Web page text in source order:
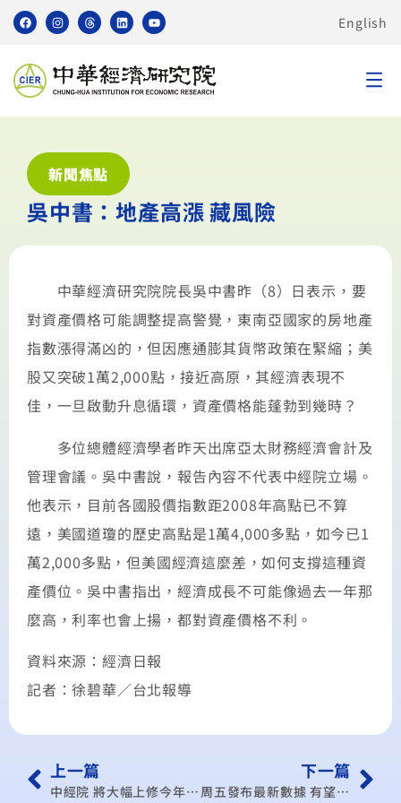
English
新聞焦點
吳中書：地產高漲 藏風險
中華經濟研究院院長吳中書昨（8）日表示，要
對資產價格可能調整提高警覺，東南亞國家的房地產
指數漲得滿凶的，但因應通膨其貨幣政策在緊縮；美
股又突破1萬2,000點，接近高原，其經濟表現不
佳，一旦啟動升息循環，資產價格能蓬勃到幾時？
多位總體經濟學者昨天出席亞太財務經濟會計及
管理會議。吳中書說，報告內容不代表中經院立場。
他表示，目前各國股價指數距2008年高點已不算
遠，美國道瓊的歷史高點是1萬4,000多點，如今已1
萬2,000多點，但美國經濟這麼差，如何支撐這種資
產價位。吳中書指出，經濟成長不可能像過去一年那
麼高，利率也會上揚，都對資產價格不利。
資料來源：經濟日報
記者：徐碧華／台北報導
上一篇
中經院 將大幅上修今年GDP
下一篇
周五發布最新數據 有望高於上次預測的4.29％ 中經院 將大幅上修今年GDP